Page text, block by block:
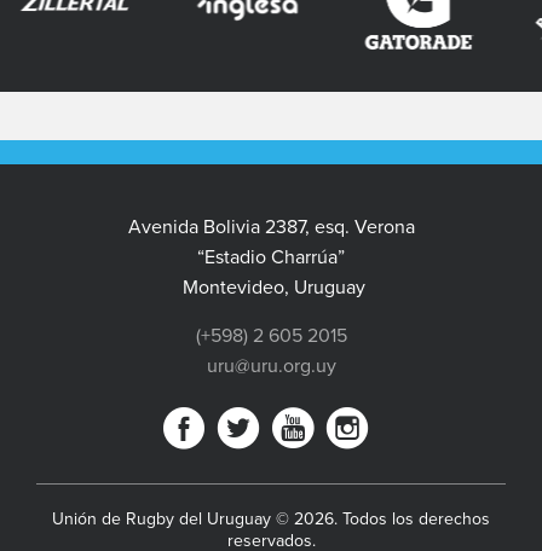
Avenida Bolivia 2387, esq. Verona
“Estadio Charrúa”
Montevideo, Uruguay
(+598) 2 605 2015
uru@uru.org.uy
Unión de Rugby del Uruguay © 2026. Todos los derechos
reservados.